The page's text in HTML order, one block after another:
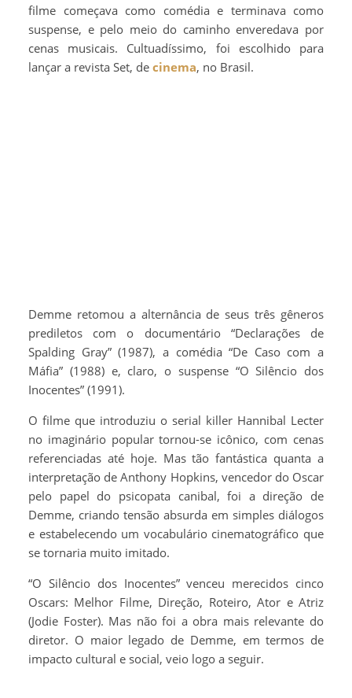
filme começava como comédia e terminava como
suspense, e pelo meio do caminho enveredava por
cenas musicais. Cultuadíssimo, foi escolhido para
lançar a revista Set, de cinema, no Brasil.
Demme retomou a alternância de seus três gêneros
prediletos com o documentário “Declarações de
Spalding Gray” (1987), a comédia “De Caso com a
Máfia” (1988) e, claro, o suspense “O Silêncio dos
Inocentes” (1991).
O filme que introduziu o serial killer Hannibal Lecter
no imaginário popular tornou-se icônico, com cenas
referenciadas até hoje. Mas tão fantástica quanta a
interpretação de Anthony Hopkins, vencedor do Oscar
pelo papel do psicopata canibal, foi a direção de
Demme, criando tensão absurda em simples diálogos
e estabelecendo um vocabulário cinematográfico que
se tornaria muito imitado.
“O Silêncio dos Inocentes” venceu merecidos cinco
Oscars: Melhor Filme, Direção, Roteiro, Ator e Atriz
(Jodie Foster). Mas não foi a obra mais relevante do
diretor. O maior legado de Demme, em termos de
impacto cultural e social, veio logo a seguir.